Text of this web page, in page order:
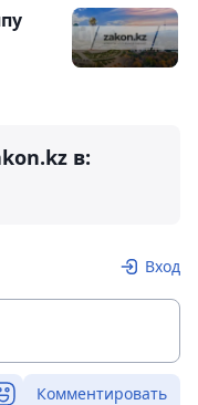
в:
Вход
Комментировать